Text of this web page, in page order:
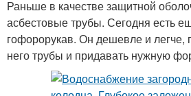
Раньше в качестве защитной
асбестовые трубы. Сегодня есть
гофорорукав. Он дешевле и легче,
него трубы и придавать нужную